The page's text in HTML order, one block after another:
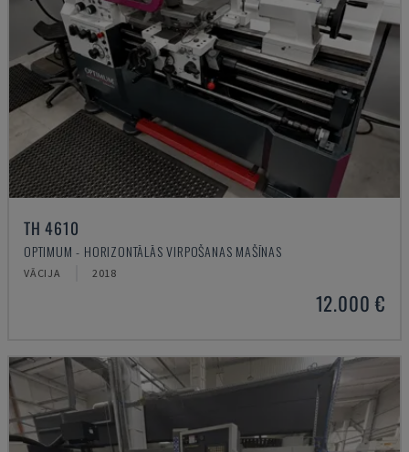
TH 4610
OPTIMUM - HORIZONTĀLĀS VIRPOŠANAS MAŠĪNAS
VĀCIJA 2018
12.000 €